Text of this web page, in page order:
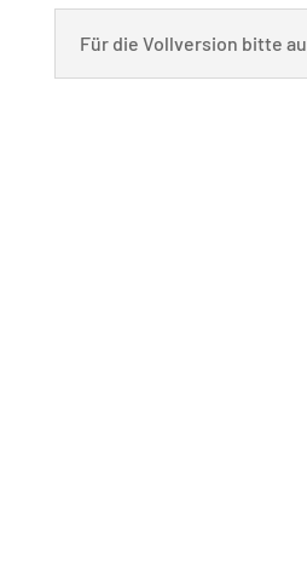
Für die Vollversion bitte